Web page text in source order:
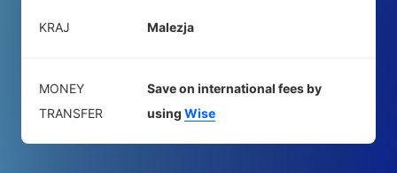
KRAJ Malezja
MONEY
TRANSFER
Save on international fees by
using Wise